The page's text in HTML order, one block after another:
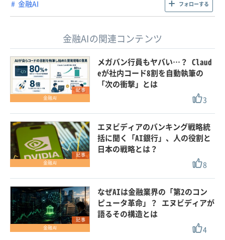
金融AI フォローする
金融AIの関連コンテンツ
記事
金融AI
メガバン行員もヤバい…？ Claud
eが社内コード8割を自動執筆の
「次の衝撃」とは
3
記事
金融AI
エヌビディアのバンキング戦略統
括に聞く「AI銀行」、人の役割と
日本の戦略とは？
8
記事
金融AI
なぜAIは金融業界の「第2のコン
ピュータ革命」？ エヌビディアが
語るその構造とは
4